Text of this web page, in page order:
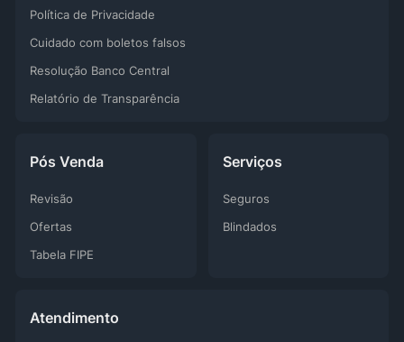
Política de Privacidade
Cuidado com boletos falsos
Resolução Banco Central
Relatório de Transparência
Atendimento
Serviços
Seguros
Blindados
Pós Venda
Revisão
Ofertas
Tabela FIPE